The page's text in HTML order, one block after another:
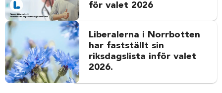
för valet 2026
Liberalerna i Norrbotten
har fastställt sin
riksdagslista inför valet
2026.